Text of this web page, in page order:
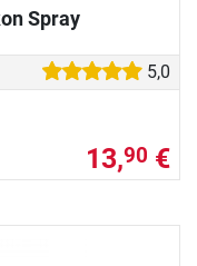
Spray
5,0
13,90 €